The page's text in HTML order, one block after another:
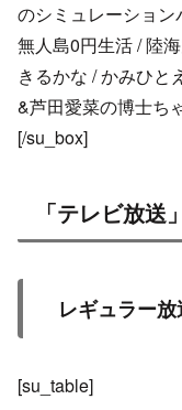
のシミュレーショ
無人島0円生活 / 陸
きるかな / かみひと
&芦田愛菜の博士ち
[/su_box]
「テレビ放送
レギュラー放
[su_table]